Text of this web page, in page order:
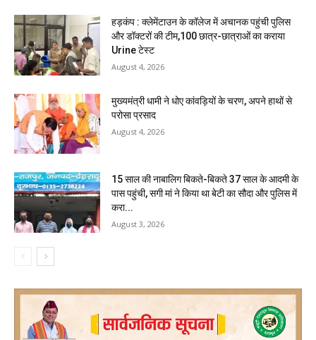
हड़कंप : क्लेमेंटाउन के कॉलेज में अचानक पहुंची पुलिस
और डॉक्टरों की टीम,100 छात्र-छात्राओं का कराया
Urine टेस्ट
August 4, 2026
मुख्यमंत्री धामी ने धोए कांवड़ियों के चरण, अपने हाथों से
परोसा प्रसाद
August 4, 2026
15 साल की नाबालिग बिकते-बिकते 37 साल के आदमी के
पास पहुंची, सगी मां ने किया था बेटी का सौदा और पुलिस में
करा...
August 3, 2026